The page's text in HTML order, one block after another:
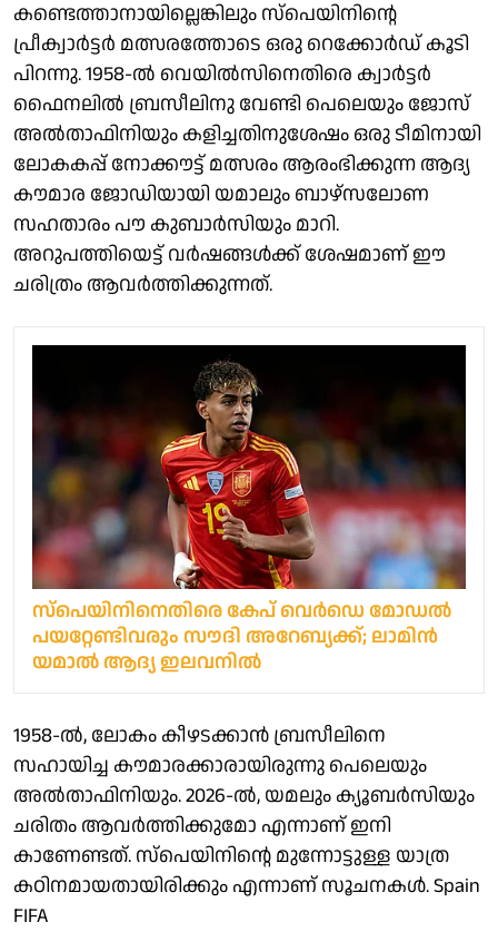
കണ്ടെത്താനായില്ലെങ്കിലും സ്പെയിനിന്റെ
പ്രീക്വാർട്ടർ മത്സരത്തോടെ ഒരു റെക്കോർഡ് കൂടി
പിറന്നു. 1958-ൽ വെയിൽസിനെതിരെ ക്വാർട്ടർ
ഫൈനലിൽ ബ്രസീലിനു വേണ്ടി പെലെയും ജോസ്
അൽതാഫിനിയും കളിച്ചതിനുശേഷം ഒരു ടീമിനായി
ലോകകപ്പ് നോക്കൗട്ട് മത്സരം ആരംഭിക്കുന്ന ആദ്യ
കൗമാര ജോഡിയായി യമാലും ബാഴ്‌സലോണ
സഹതാരം പൗ കുബാർസിയും മാറി.
അറുപത്തിയെട്ട് വർഷങ്ങൾക്ക് ശേഷമാണ് ഈ
ചരിത്രം ആവർത്തിക്കുന്നത്.
സ്പെയിനിനെതിരെ കേപ് വെർഡെ മോഡൽ
പയറ്റേണ്ടിവരും സൗദി അറേബ്യക്ക്; ലാമിൻ
യമാൽ ആദ്യ ഇലവനിൽ
1958-ൽ, ലോകം കീഴടക്കാൻ ബ്രസീലിനെ
സഹായിച്ച കൗമാരക്കാരായിരുന്നു പെലെയും
അൽതാഫിനിയും. 2026-ൽ, യമലും ക്യൂബർസിയും
ചരിതം ആവർത്തിക്കുമോ എന്നാണ് ഇനി
കാണേണ്ടത്. സ്പെയിനിന്റെ മുന്നോട്ടുള്ള യാത്ര
കഠിനമായതായിരിക്കും എന്നാണ് സൂചനകൾ. Spain
FIFA